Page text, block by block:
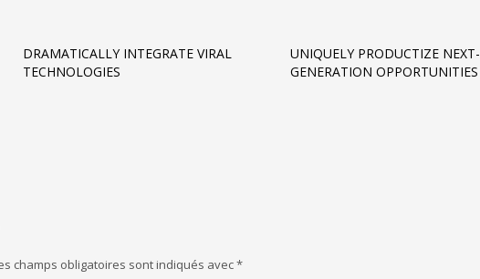
DRAMATICALLY INTEGRATE VIRAL
TECHNOLOGIES
UNIQUELY PRODUCTIZE NEXT-
GENERATION OPPORTUNITIES
champs obligatoires sont indiqués avec*